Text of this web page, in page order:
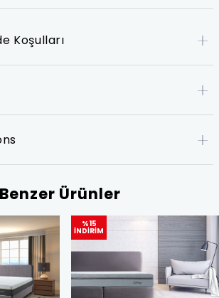
Koşulları
Benzer Ürünler
%15
İNDİRİM